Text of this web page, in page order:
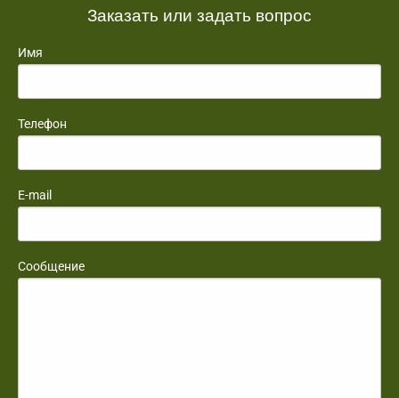
Заказать или задать вопрос
Имя
Телефон
E-mail
Сообщение